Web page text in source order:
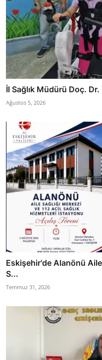
İl Sağlık Müdürü Doç.
Ağustos 5, 2026
Eskişehir'de Alanönü
S...
Temmuz 31, 2026